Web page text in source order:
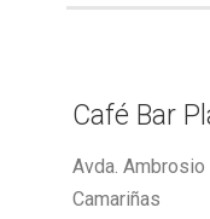
Café Bar
Avda.
Camariñas